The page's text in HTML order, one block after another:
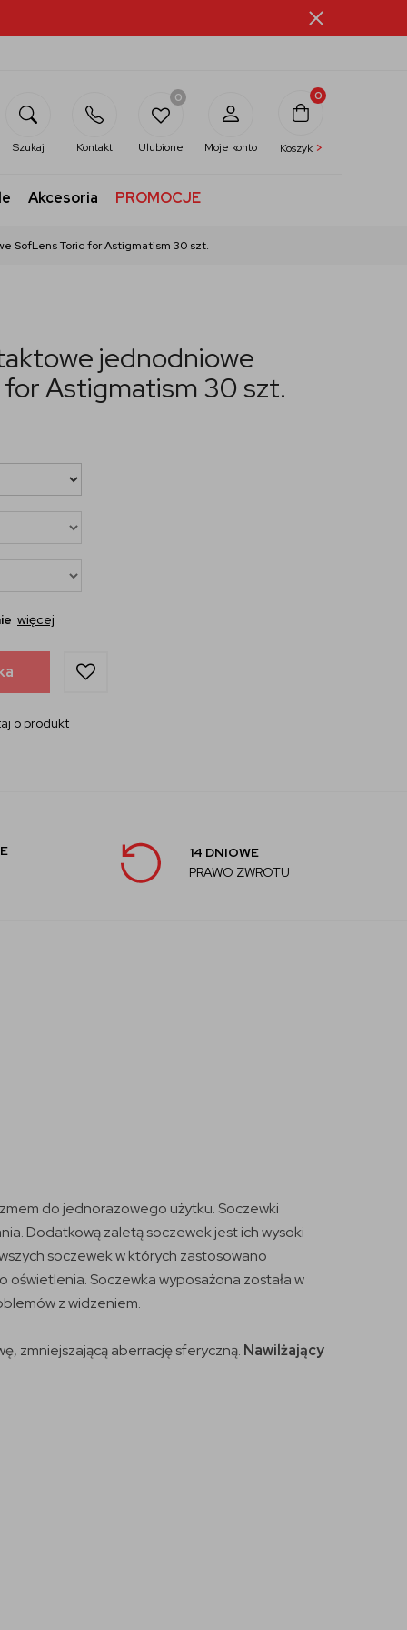
Szukaj Kontakt
0
Ulubione Moje konto
0
Koszyk >
Akcesoria PROMOCJE
SofLens Toric for Astigmatism 30 szt.
jednodniowe
Astigmatism 30 szt.
więcej
o produkt
14 DNIOWE
PRAWO ZWROTU
do jednorazowego użytku. Soczewki
Dodatkową zaletą soczewek jest ich wysoki
soczewek w których zastosowano
oświetlenia. Soczewka wyposażona została w
z widzeniem.
zmniejszającą aberrację sferyczną. Nawilżający